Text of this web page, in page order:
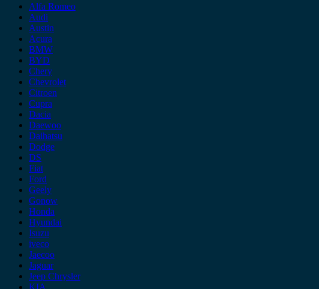
Alfa Romeo
Audi
Austin
Acura
BMW
BYD
Chery
Chevrolet
Citroen
Cupra
Dacia
Daewoo
Daihatsu
Dodge
DS
Fiat
Ford
Geely
Gonow
Honda
Hyundai
Isuzu
iveco
Jaecoo
Jaguar
Jeep Chrysler
KIA